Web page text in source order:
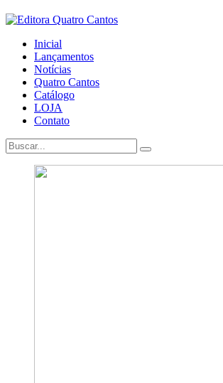
Inicial
Lançamentos
Notícias
Quatro Cantos
Catálogo
LOJA
Contato